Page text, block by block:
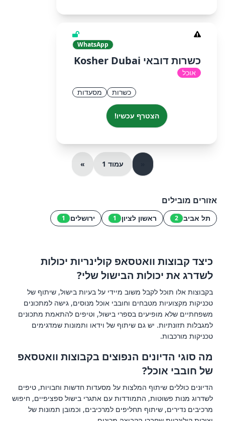
WhatsApp
כשרות דובאי Kosher Dubai
אוכל
כשרות מסעדות
הצטרף עכשיו!
עמוד 1 »
אזורים מובילים
תל אביב 2 ראשון לציון 1 ירושלים 1
כיצד קבוצות וואטסאפ קולינריות יכולות
לשדרג את יכולות הבישול שלי?
בקבוצות אלו תוכל לקבל משוב מיידי על בעיות בישול, שיתוף של
טכניקות מקצועיות מטבחים וחובבי אוכל מנוסים, גישה למתכונים
משפחתיים שלא מופיעים בספרי בישול, וטיפים להתאמת מתכונים
למגבלות תזונתיות. יש גם שיתוף של וידאו ותמונות שמדגימים
טכניקות מורכבות.
מה סוגי הדיונים הנפוצים בקבוצות וואטסאפ
של חובבי אוכל?
הדיונים כוללים שיתוף המלצות על מסעדות חדשות וחבויות, טיפים
לשדרוג מנות פשוטות, התמודדות עם אתגרי בישול ספציפיים, חיפוש
מרכיבים נדירים, שיתוף תחליפים למרכיבים, וכמובן תמונות של